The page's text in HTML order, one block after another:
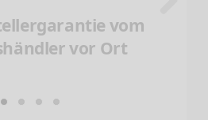
vom
vor Ort